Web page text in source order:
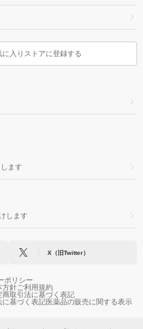
に入りストアに登録する
ます
します
X（旧Twitter）
ポリシー
方針ご利用規約
商取引法に基づく表記
に基づく表記医薬品の販売に関する表示